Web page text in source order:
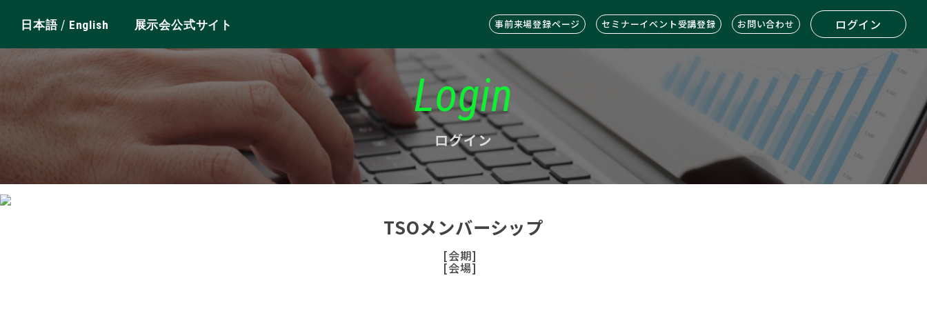
日本語/ English 展示会公式サイト 事前来場登録ページ セミナーイベント受講登録 お問い合わせ ログイン
Login
ログイン
TSOメンバーシップ
[会期]
[会場]